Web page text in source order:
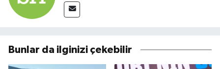
Bunlar da ilginizi çekebilir